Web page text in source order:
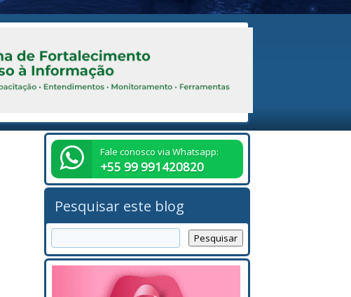
Fale conosco via Whatsapp:
+55 99 991420820
Pesquisar este blog